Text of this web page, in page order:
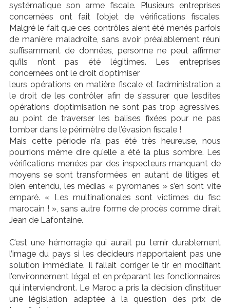
systématique son arme fiscale. Plusieurs entreprises
concernées ont fait l’objet de vérifications fiscales.
Malgré le fait que ces contrôles aient été menés parfois
de manière maladroite, sans avoir préalablement réuni
suffisamment de données, personne ne peut affirmer
qu’ils n’ont pas été légitimes. Les entreprises
concernées ont le droit d’optimiser
leurs opérations en matière fiscale et l’administration a
le droit de les contrôler afin de s’assurer que lesdites
opérations d’optimisation ne sont pas trop agressives,
au point de traverser les balises fixées pour ne pas
tomber dans le périmètre de l’évasion fiscale !
Mais cette période n’a pas été très heureuse, nous
pourrions même dire qu’elle a été la plus sombre. Les
vérifications menées par des inspecteurs manquant de
moyens se sont transformées en autant de litiges et,
bien entendu, les médias « pyromanes » s’en sont vite
emparé. « Les multinationales sont victimes du fisc
marocain ! », sans autre forme de procès comme dirait
Jean de Lafontaine.
C’est une hémorragie qui aurait pu ternir durablement
l’image du pays si les décideurs n’apportaient pas une
solution immédiate. Il fallait corriger le tir en modifiant
l’environnement légal et en préparant les fonctionnaires
qui interviendront. Le Maroc a pris la décision d’instituer
une législation adaptée à la question des prix de